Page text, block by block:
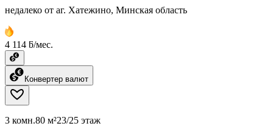
недалеко от аг. Хатежино, Минская область
4 114 ƃ/мес.
Конвертер валют
3 комн.80 м²23/25 этаж